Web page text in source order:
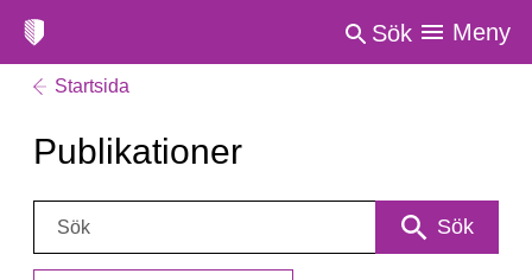
Sök Meny
Startsida
Publikationer
Sök: Sök